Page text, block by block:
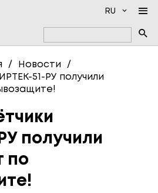
RU
ПРИБОРЫ
СЧЁТЧИКИ
Новости
51-РУ получили
получили
по